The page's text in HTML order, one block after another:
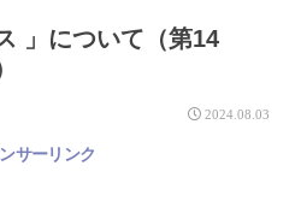
」について（第14
2024.08.03
サーリンク